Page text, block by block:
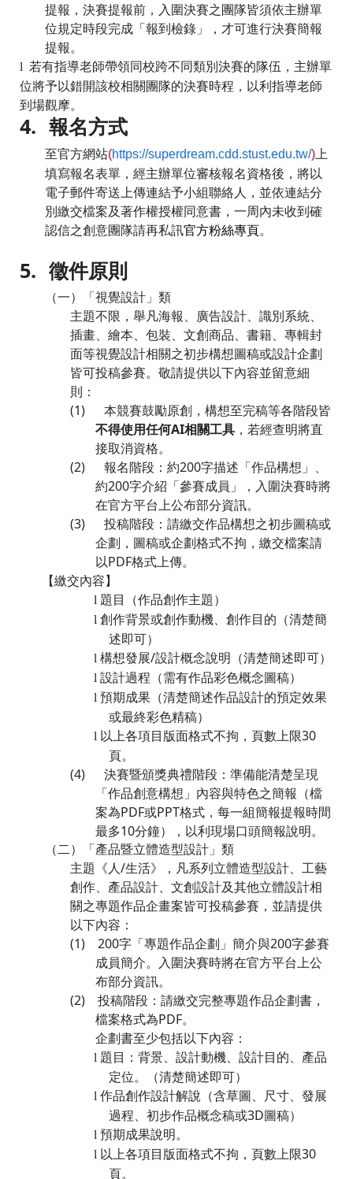
提報，決賽提報前，入圍決賽之團隊皆須依主辦單
位規定時段完成「報到檢錄」，才可進行決賽簡報
提報。
l 若有指導老師帶領同校跨不同類別決賽的隊伍，主辦單
位將予以錯開該校相關團隊的決賽時程，以利指導老師
到場觀摩。
4. 報名方式
至官方網站(https://superdream.cdd.stust.edu.tw/)上
填寫報名表單，經主辦單位審核報名資格後，將以
電子郵件寄送上傳連結予小組聯絡人，並依連結分
別繳交檔案及著作權授權同意書，一周內未收到確
認信之創意團隊請再私訊官方粉絲專頁。
5. 徵件原則
（一）
「視覺設計」類
主題不限，舉凡海報、廣告設計、識別系統、
插畫、繪本、包裝、文創商品、書籍、專輯封
面等視覺設計相關之初步構想圖稿或設計企劃
皆可投稿參賽。敬請提供以下內容並留意細
則：
(1)
本競賽鼓勵原創，構想至完稿等各階段皆
不得使用任何AI相關工具 ，若經查明將直
接取消資格。
(2)
報名階段：約200字描述「作品構想」、
約200字介紹「參賽成員」，入圍決賽時將
在官方平台上公布部分資訊。
(3)
投稿階段：請繳交作品構想之初步圖稿或
企劃，圖稿或企劃格式不拘，繳交檔案請
以PDF格式上傳。
【繳交內容】
l 題目（作品創作主題）
l 創作背景或創作動機、創作目的（清楚簡
述即可）
l 構想發展/設計概念說明（清楚簡述即可）
l 設計過程（需有作品彩色概念圖稿）
l 預期成果（清楚簡述作品設計的預定效果
或最終彩色精稿）
l 以上各項目版面格式不拘，頁數上限30
頁。
(4)
決賽暨頒獎典禮階段：準備能清楚呈現
「作品創意構想」內容與特色之簡報（檔
案為PDF或PPT格式，每一組簡報提報時間
最多10分鐘），以利現場口頭簡報說明。
（二）
「產品暨立體造型設計」類
主題《人/生活》，凡系列立體造型設計、工藝
創作、產品設計、文創設計及其他立體設計相
關之專題作品企畫案皆可投稿參賽，並請提供
以下內容：
(1)
200字「專題作品企劃」簡介與200字參賽
成員簡介。入圍決賽時將在官方平台上公
布部分資訊。
(2)
投稿階段：請繳交完整專題作品企劃書，
檔案格式為PDF。
企劃書至少包括以下內容：
l 題目：背景、設計動機、設計目的、產品
定位。（清楚簡述即可）
l 作品創作設計解說（含草圖、尺寸、發展
過程、初步作品概念稿或3D圖稿）
l 預期成果說明。
l 以上各項目版面格式不拘，頁數上限30
頁。